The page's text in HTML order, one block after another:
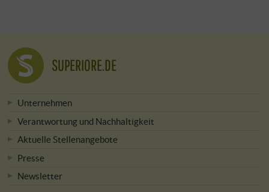
SUPERIORE.DE
Unternehmen
Verantwortung und Nachhaltigkeit
Aktuelle Stellenangebote
Presse
Newsletter